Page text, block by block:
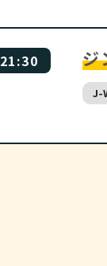
21:30 ジ
J-